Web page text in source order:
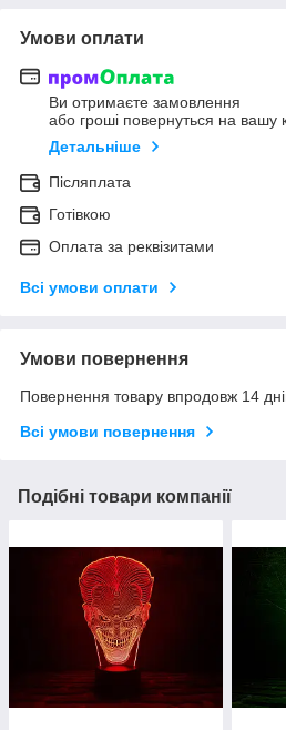
Умови оплати
Ви отримаєте замовлення
або гроші повернуться на вашу
Детальніше
Післяплата
Готівкою
Оплата за реквізитами
Всі умови оплати
Умови повернення
Повернення товару впродовж 14
Всі умови повернення
Подібні товари компанії